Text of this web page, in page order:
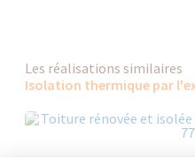
Les réalisations similaires
Isolation thermique par